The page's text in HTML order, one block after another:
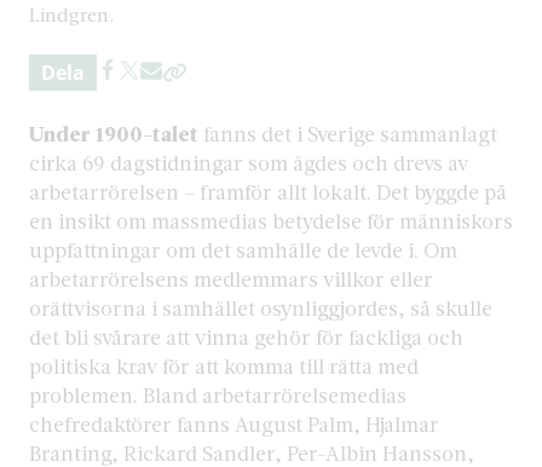
Lindgren.
Dela
Under 1900-talet fanns det i Sverige sammanlagt
cirka 69 dagstidningar som ägdes och drevs av
arbetarrörelsen – framför allt lokalt. Det byggde på
en insikt om massmedias betydelse för människors
uppfattningar om det samhälle de levde i. Om
arbetarrörelsens medlemmars villkor eller
orättvisorna i samhället osynliggjordes, så skulle
det bli svårare att vinna gehör för fackliga och
politiska krav för att komma till rätta med
problemen. Bland arbetarrörelsemedias
chefredaktörer fanns August Palm, Hjalmar
Branting, Rickard Sandler, Per-Albin Hansson,